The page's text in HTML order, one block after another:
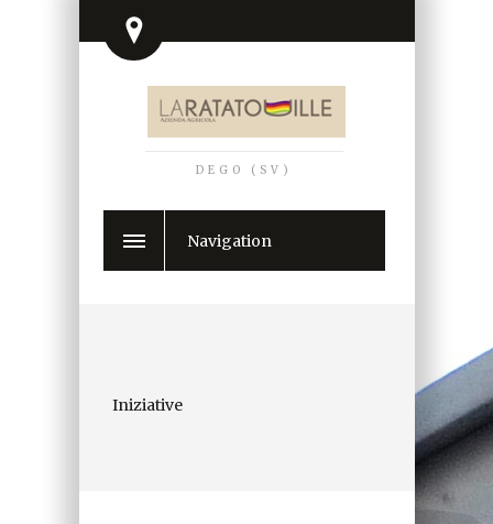
DEGO (SV)
Navigation
Iniziative